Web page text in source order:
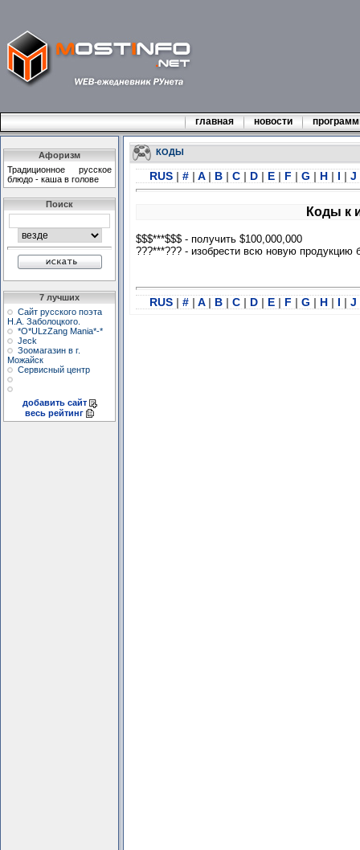
главная новости
Афоризм
Традиционное русское
блюдо - каша в голове
Поиск
7 лучших
Сайт русского поэта
Н.А. Заболоцкого.
*О*ULzZang Mania*-*
Jeck
Зоомагазин в г.
Можайск
Сервисный центр
добавить сайт
весь рейтинг
КОДЫ
RUS | # | A | B | C | D | E | F | G | H | I | J
Коды к
$$$***$$$ - получить $100,000,000
???***??? - изобрести всю новую продукцию
RUS | # | A | B | C | D | E | F | G | H | I | J